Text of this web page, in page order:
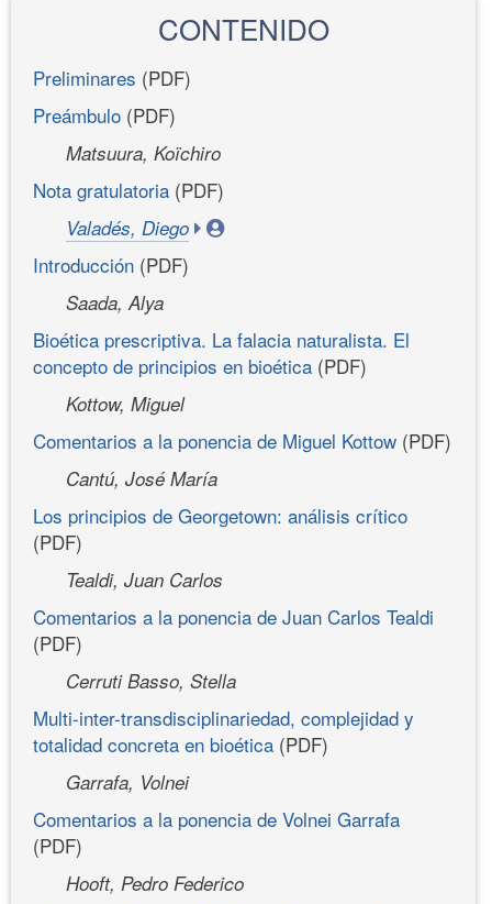
CONTENIDO
Preliminares (PDF)
Preámbulo (PDF)
Matsuura, Koïchiro
Nota gratulatoria (PDF)
Valadés, Diego
Introducción (PDF)
Saada, Alya
Bioética prescriptiva. La falacia naturalista. El
concepto de principios en bioética (PDF)
Kottow, Miguel
Comentarios a la ponencia de Miguel Kottow (PDF)
Cantú, José María
Los principios de Georgetown: análisis crítico
(PDF)
Tealdi, Juan Carlos
Comentarios a la ponencia de Juan Carlos Tealdi
(PDF)
Cerruti Basso, Stella
Multi-inter-transdisciplinariedad, complejidad y
totalidad concreta en bioética (PDF)
Garrafa, Volnei
Comentarios a la ponencia de Volnei Garrafa
(PDF)
Hooft, Pedro Federico